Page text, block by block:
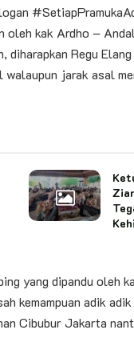
oleh kak Ardho –
diharapkan Regu
jarak asal
yang dipandu oleh
kemampuan adik
Cibubur Jakarta